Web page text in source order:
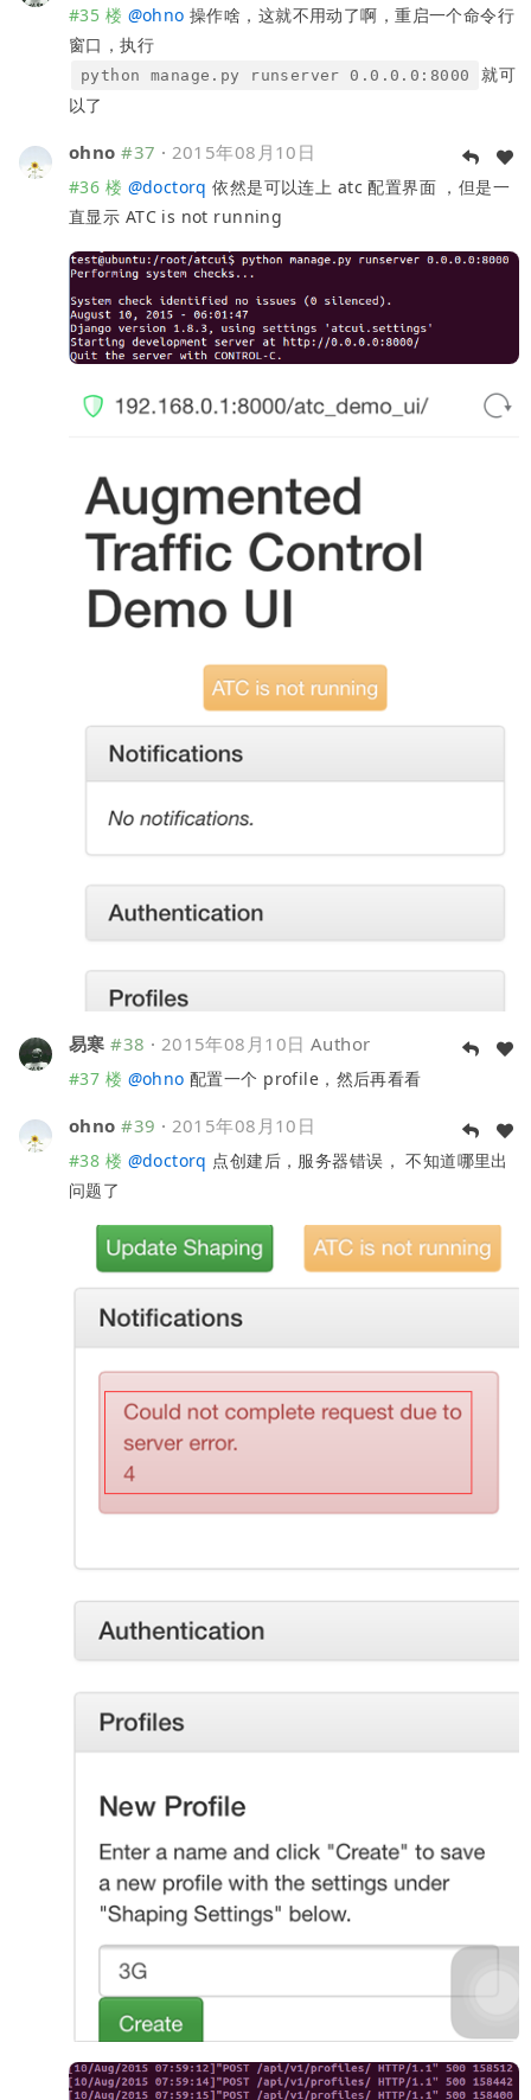
#35 楼 @ohno 操作啥，这就不用动了啊，重启一个命令行
窗口，执行
python manage.py runserver 0.0.0.0:8000
就可
以了
ohno #37 · 2015年08月10日
#36 楼 @doctorq 依然是可以连上 atc 配置界面 ，但是一
直显示 ATC is not running
易寒 #38 · 2015年08月10日 Author
#37 楼 @ohno 配置一个 profile，然后再看看
ohno #39 · 2015年08月10日
#38 楼 @doctorq 点创建后，服务器错误， 不知道哪里出
问题了